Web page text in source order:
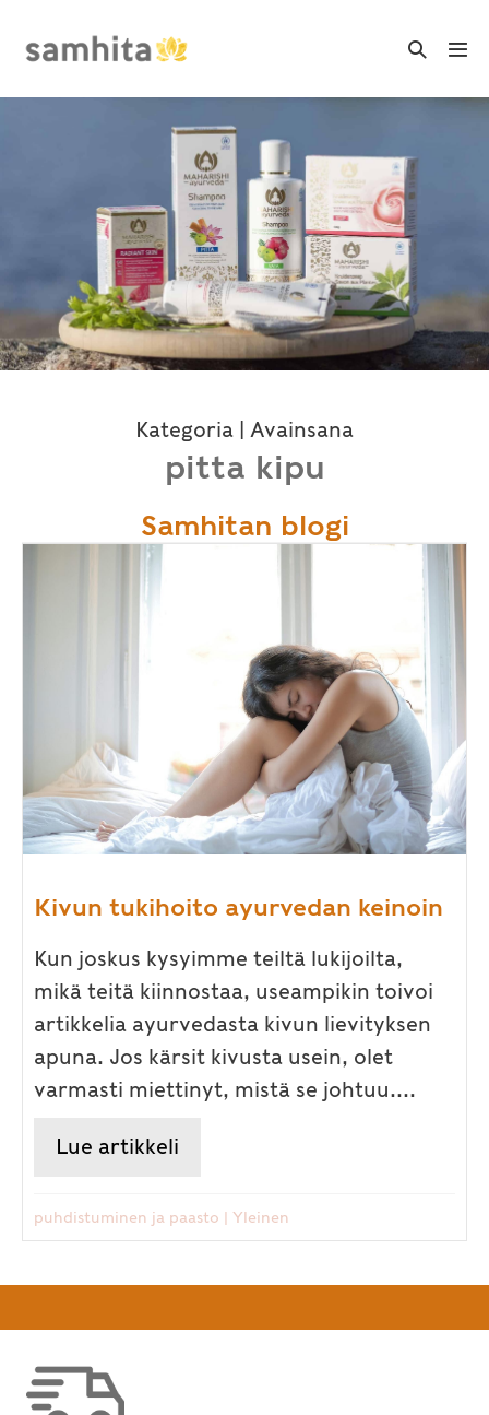
Search
Kategoria | Avainsana
pitta kipu
Samhitan blogi
Kivun tukihoito ayurvedan keinoin
Kun joskus kysyimme teiltä lukijoilta,
mikä teitä kiinnostaa, useampikin toivoi
artikkelia ayurvedasta kivun lievityksen
apuna. Jos kärsit kivusta usein, olet
varmasti miettinyt, mistä se johtuu....
Lue artikkeli
puhdistuminen ja paasto | Yleinen